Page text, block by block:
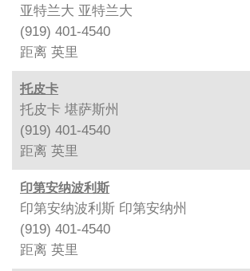
亚特兰大 亚特兰大
(919) 401-4540
距离 英里
托皮卡
托皮卡 堪萨斯州
(919) 401-4540
距离 英里
印第安纳波利斯
印第安纳波利斯 印第安纳州
(919) 401-4540
距离 英里